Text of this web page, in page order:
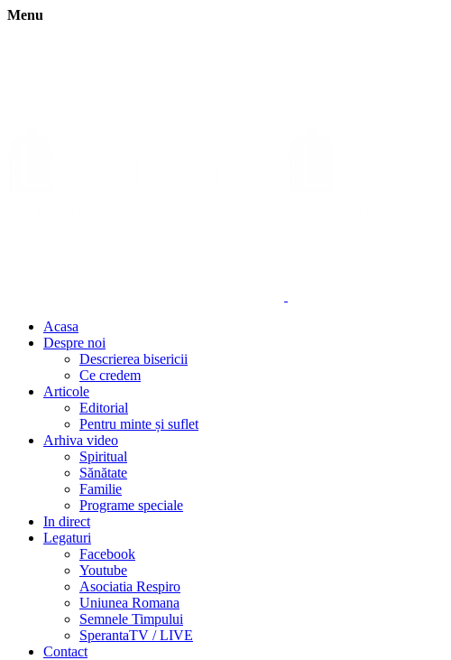
Menu
Acasa
Despre noi
Descrierea bisericii
Ce credem
Articole
Editorial
Pentru minte și suflet
Arhiva video
Spiritual
Sănătate
Familie
Programe speciale
In direct
Legaturi
Facebook
Youtube
Asociatia Respiro
Uniunea Romana
Semnele Timpului
SperantaTV / LIVE
Contact